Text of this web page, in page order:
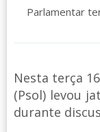
Parlamentar
Nesta terça
(Psol) levou
durante